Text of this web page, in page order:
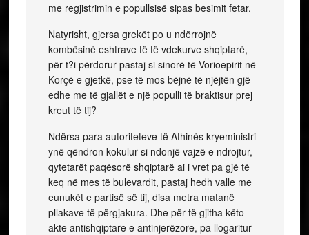
me regjistrimin e popullsisë sipas besimit fetar.
Natyrisht, gjersa grekët po u ndërrojnë
kombësinë eshtrave të të vdekurve shqiptarë,
për t?i përdorur pastaj si sinorë të Vorioepirit në
Korçë e gjetkë, pse të mos bëjnë të njëjtën gjë
edhe me të gjallët e një populli të braktisur prej
kreut të tij?
Ndërsa para autoriteteve të Athinës kryeministri
ynë qëndron kokulur si ndonjë vajzë e ndrojtur,
qytetarët paqësorë shqiptarë ai i vret pa gjë të
keq në mes të bulevardit, pastaj hedh valle me
eunukët e partisë së tij, disa metra matanë
pllakave të përgjakura. Dhe për të gjitha këto
akte antishqiptare e antinjerëzore, pa llogaritur